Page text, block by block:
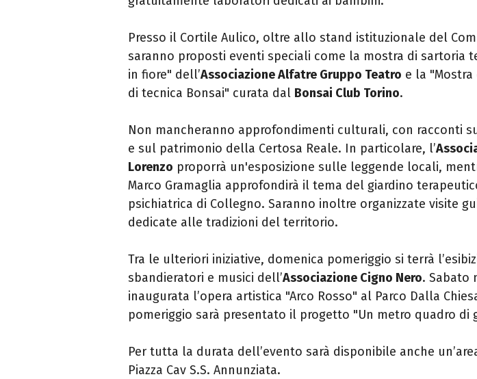
Presso il Cortile Aulico, oltre allo stand istituzionale del
saranno proposti eventi speciali come la mostra di sartoria
in fiore" dell’Associazione Alfatre Gruppo Teatro e la
di tecnica Bonsai" curata dal Bonsai Club Torino.
Non mancheranno approfondimenti culturali, con racconti
e sul patrimonio della Certosa Reale. In particolare, l’
Lorenzo proporrà un'esposizione sulle leggende locali,
Marco Gramaglia approfondirà il tema del giardino
psichiatrica di Collegno. Saranno inoltre organizzate visite
dedicate alle tradizioni del territorio.
Tra le ulteriori iniziative, domenica pomeriggio si terrà
sbandieratori e musici dell’Associazione Cigno Nero. Sabato
inaugurata l’opera artistica "Arco Rosso" al Parco Dalla
pomeriggio sarà presentato il progetto "Un metro quadro di
Per tutta la durata dell’evento sarà disponibile anche
Piazza Cav S.S. Annunziata.